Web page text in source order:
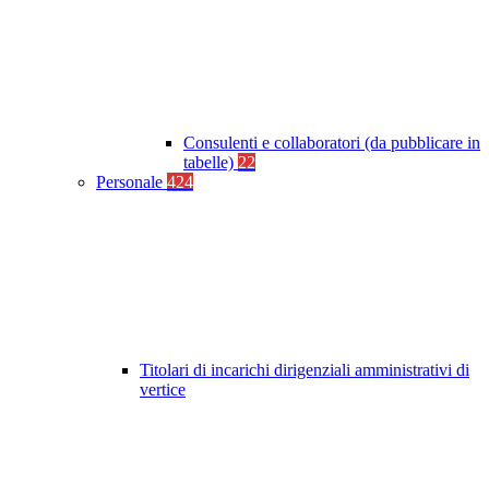
Consulenti e collaboratori (da pubblicare in
tabelle) 22
Personale 424
Titolari di incarichi dirigenziali amministrativi di
vertice